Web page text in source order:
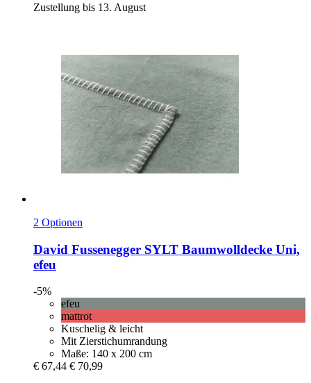
Zustellung bis 13. August
2 Optionen
David Fussenegger SYLT Baumwolldecke Uni,
efeu
-5%
efeu
mattrot
Kuschelig & leicht
Mit Zierstichumrandung
Maße: 140 x 200 cm
€ 67,44 € 70,99